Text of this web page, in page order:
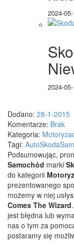
2024-
2024-
Dodano: 28-1-2015
Komentarze: Brak
Kategoria:
Tagi: AutoSkoda
Podsumowując,
Samochód marki
do kategorii
prezentowanego
możemy w niej
Comes The Wizard
jest błędna lub
nas o tym za
postaramy się